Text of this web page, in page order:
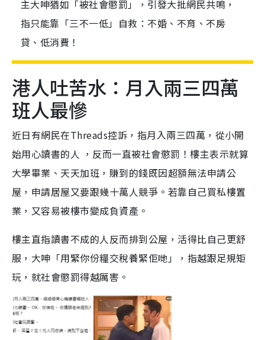
主大呻猶如「被社會懲罰」，引發大批網民共鳴，
指只能靠「三不一低」自救：不婚、不育、不房
貸、低消費！
港人吐苦水：月入兩三四萬
班人最慘
近日有網民在Threads控訴，指月入兩三四萬，從小開
始用心讀書的人 ，反而一直被社會懲罰！樓主表示就算
大學畢業、天天加班，賺到的錢既因超額無法申請公
屋，申請居屋又要跟幾十萬人競爭。若靠自己買私樓置
業，又容易被樓市變成負資產。
樓主直指讀書不成的人反而排到公屋，活得比自己更舒
服，大呻「用緊你份糧交稅養緊佢哋」，指越跟足規矩
玩，就社會懲罰得越厲害。